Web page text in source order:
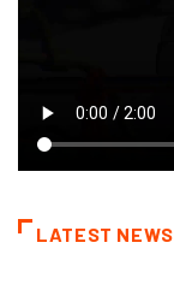
LATEST NEWS